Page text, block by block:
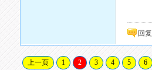
回复
上一页 1 2 3 4 5 6